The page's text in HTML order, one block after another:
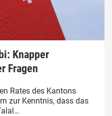
Knapper
Fragen
Rates des Kantons
zur Kenntnis, dass das